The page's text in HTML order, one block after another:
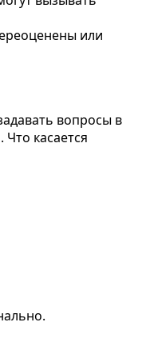
или
вопросы в
касается